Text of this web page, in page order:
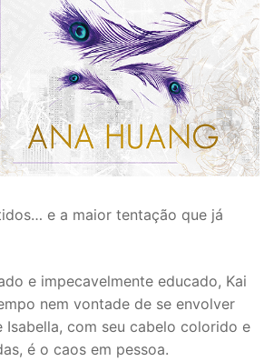
e a maior tentação que já
e impecavelmente educado, Kai
nem vontade de se envolver
Isabella, com seu cabelo colorido e
é o caos em pessoa.